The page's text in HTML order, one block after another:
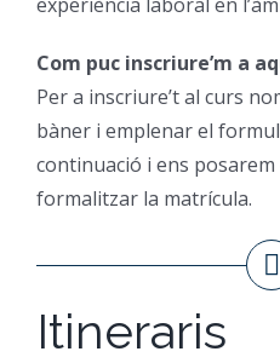
Com puc inscriure’m a
Per a inscriure’t al curs
bàner i emplenar el
continuació i ens
formalitzar la matrícula.
Itineraris